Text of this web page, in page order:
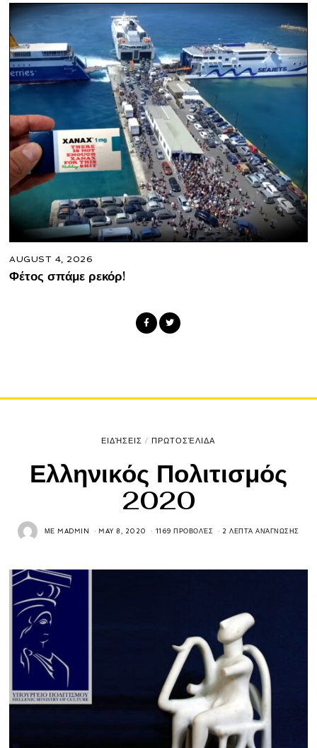
AUGUST 4, 2026
Φέτος σπάμε ρεκόρ!
ΕΙΔΉΣΕΙΣ / ΠΡΩΤΟΣΈΛΙΔΑ
Ελληνικός Πολιτισμός
2020
ΜΕMADMIN MAY 8, 2020 1169 ΠΡΟΒΟΛΈΣ 2 ΛΕΠΤΆ ΑΝΆΓΝΩΣΗΣ